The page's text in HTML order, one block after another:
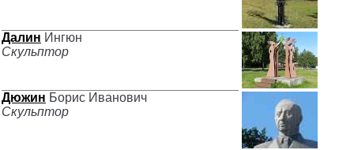
Далин Ингюн
Скульптор
Дюжин Борис Иванович
Скульптор